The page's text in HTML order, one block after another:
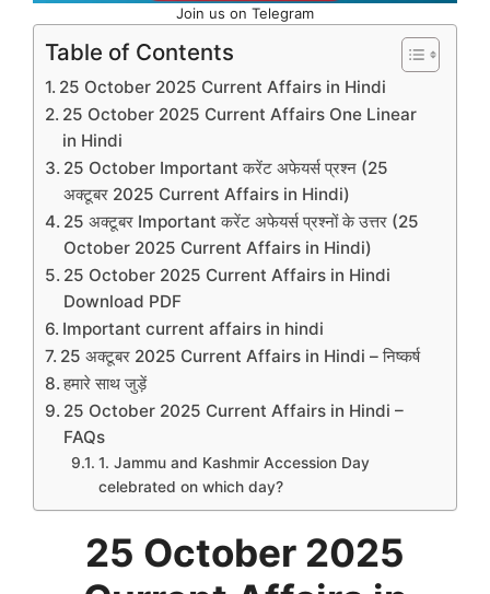
Join us on Telegram
Table of Contents
25 October 2025 Current Affairs in Hindi
25 October 2025 Current Affairs One Linear
in Hindi
25 October Important करेंट अफेयर्स प्रश्न (25
अक्टूबर 2025 Current Affairs in Hindi)
25 अक्टूबर Important करेंट अफेयर्स प्रश्नों के उत्तर (25
October 2025 Current Affairs in Hindi)
25 October 2025 Current Affairs in Hindi
Download PDF
Important current affairs in hindi
25 अक्टूबर 2025 Current Affairs in Hindi – निष्कर्ष
हमारे साथ जुड़ें
25 October 2025 Current Affairs in Hindi –
FAQs
1. Jammu and Kashmir Accession Day
celebrated on which day?
25 October 2025